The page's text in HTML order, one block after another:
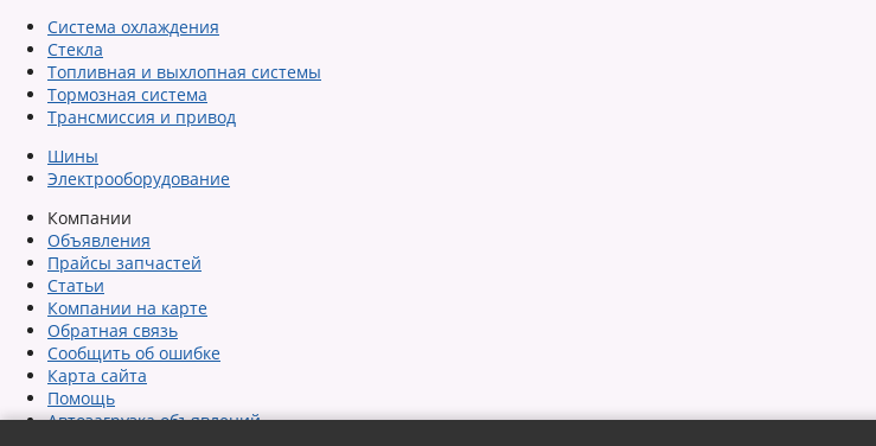
Система охлаждения
Стекла
Топливная и выхлопная системы
Тормозная система
Трансмиссия и привод
Шины
Электрооборудование
Компании
Объявления
Прайсы запчастей
Статьи
Компании на карте
Обратная связь
Сообщить об ошибке
Карта сайта
Помощь
Автозагрузка объявлений